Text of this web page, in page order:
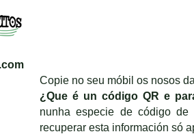
Copie no seu móbil os nosos
¿Que é un código QR e
nunha especie de código
recuperar esta información só